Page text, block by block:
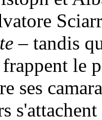
– tandis
le
ses